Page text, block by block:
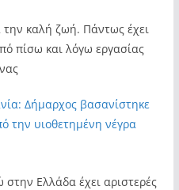
την καλή ζωή. Πάντως έχει
πίσω και λόγω εργασίας
Δήμαρχος βασανίστηκε
την υιοθετημένη νέγρα
στην Ελλάδα έχει αριστερές